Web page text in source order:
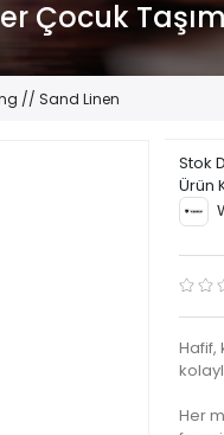
Çocuk
// Sand Linen
Stok
Ürün
Hafif,
Her